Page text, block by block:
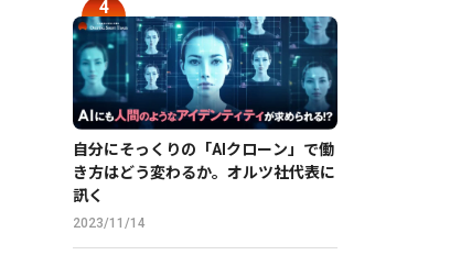
自分にそっくりの「AIクローン」で働
き方はどう変わるか。オルツ社代表に
訊く
2023/11/14